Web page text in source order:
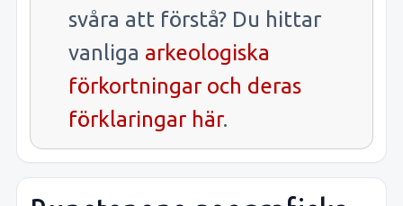
svåra att förstå? Du hittar
vanliga arkeologiska
förkortningar och deras
förklaringar här.